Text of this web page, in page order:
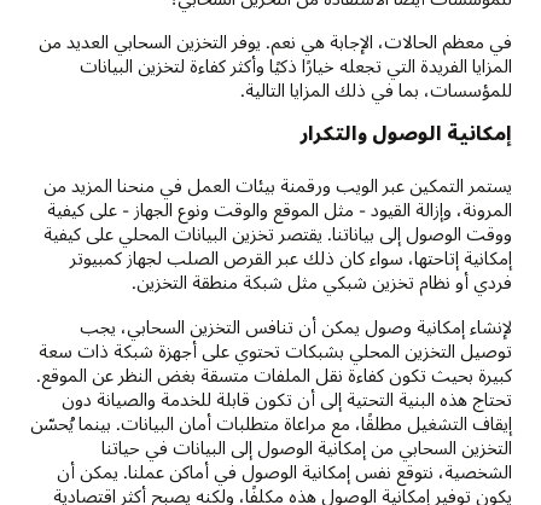
في معظم الحالات، الإجابة هي نعم. يوفر التخزين السحابي العديد من
المزايا الفريدة التي تجعله خيارًا ذكيًا وأكثر كفاءة لتخزين البيانات
للمؤسسات، بما في ذلك المزايا التالية.
إمكانية الوصول والتكرار
يستمر التمكين عبر الويب ورقمنة بيئات العمل في منحنا المزيد من
المرونة، وإزالة القيود - مثل الموقع والوقت ونوع الجهاز - على كيفية
ووقت الوصول إلى بياناتنا. يقتصر تخزين البيانات المحلي على كيفية
إمكانية إتاحتها، سواء كان ذلك عبر القرص الصلب لجهاز كمبيوتر
فردي أو نظام تخزين شبكي مثل شبكة منطقة التخزين.
لإنشاء إمكانية وصول يمكن أن تنافس التخزين السحابي، يجب
توصيل التخزين المحلي بشبكات تحتوي على أجهزة شبكة ذات سعة
كبيرة بحيث تكون كفاءة نقل الملفات متسقة بغض النظر عن الموقع.
تحتاج هذه البنية التحتية إلى أن تكون قابلة للخدمة والصيانة دون
إيقاف التشغيل مطلقًا، مع مراعاة متطلبات أمان البيانات. بينما يُحسّن
التخزين السحابي من إمكانية الوصول إلى البيانات في حياتنا
الشخصية، نتوقع نفس إمكانية الوصول في أماكن عملنا. يمكن أن
يكون توفير إمكانية الوصول هذه مكلفًا، ولكنه يصبح أكثر اقتصادية